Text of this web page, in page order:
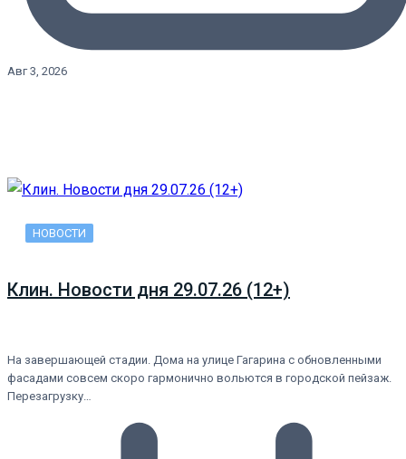
Авг 3, 2026
НОВОСТИ
Клин. Новости дня 29.07.26 (12+)
На завершающей стадии. Дома на улице Гагарина с обновленными
фасадами совсем скоро гармонично вольются в городской пейзаж.
Перезагрузку…